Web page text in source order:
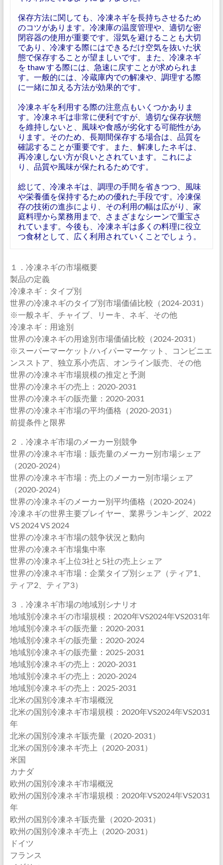
保存方法に関しても、冷凍ネギを長持ちさせるため
のコツがあります。冷凍庫の温度管理や、適切な密
閉容器の使用が重要です。湿気を避けることも大切
であり、冷凍する際にはできるだけ空気を抜いた状
態で保存することが望ましいです。また、冷凍ネギ
を thaw する際には、急速に戻すことが求められま
す。一般的には、冷蔵庫内での解凍や、調理する際
に一緒に加える方法が効果的です。
冷凍ネギを利用する際の注意点もいくつかありま
す。冷凍ネギは非常に便利ですが、適切な保存状態
を維持しないと、風味や食感が劣化する可能性があ
ります。そのため、長期間保存する場合は、品質を
確認することが重要です。また、解凍したネギは、
再冷凍しない方が良いとされています。これによ
り、品質や風味が保たれるためです。
総じて、冷凍ネギは、調理の手間を省きつつ、風味
や栄養価を保持するための優れた手段です。冷凍保
存の技術の進歩により、その利用の幅は広がり、家
庭料理から業務用まで、さまざまなシーンで重宝さ
れています。今後も、冷凍ネギは多くの料理に役立
つ食材として、広く利用されていくことでしょう。
１．冷凍ネギの市場概要
製品の定義
冷凍ネギ：タイプ別
世界の冷凍ネギのタイプ別市場価値比較（2024-2031）
※一般ネギ、チャイブ、リーキ、ネギ、その他
冷凍ネギ：用途別
世界の冷凍ネギの用途別市場価値比較（2024-2031）
※スーパーマーケット/ハイパーマーケット、コンビニエ
ンスストア、独立系小売店、オンライン販売、その他
世界の冷凍ネギ市場規模の推定と予測
世界の冷凍ネギの売上：2020-2031
世界の冷凍ネギの販売量：2020-2031
世界の冷凍ネギ市場の平均価格（2020-2031）
前提条件と限界
２．冷凍ネギ市場のメーカー別競争
世界の冷凍ネギ市場：販売量のメーカー別市場シェア
（2020-2024）
世界の冷凍ネギ市場：売上のメーカー別市場シェア
（2020-2024）
世界の冷凍ネギのメーカー別平均価格（2020-2024）
冷凍ネギの世界主要プレイヤー、業界ランキング、2022
VS 2024 VS 2024
世界の冷凍ネギ市場の競争状況と動向
世界の冷凍ネギ市場集中率
世界の冷凍ネギ上位3社と5社の売上シェア
世界の冷凍ネギ市場：企業タイプ別シェア（ティア1、
ティア2、ティア3）
３．冷凍ネギ市場の地域別シナリオ
地域別冷凍ネギの市場規模：2020年VS2024年VS2031年
地域別冷凍ネギの販売量：2020-2031
地域別冷凍ネギの販売量：2020-2024
地域別冷凍ネギの販売量：2025-2031
地域別冷凍ネギの売上：2020-2031
地域別冷凍ネギの売上：2020-2024
地域別冷凍ネギの売上：2025-2031
北米の国別冷凍ネギ市場概況
北米の国別冷凍ネギ市場規模：2020年VS2024年VS2031
年
北米の国別冷凍ネギ販売量（2020-2031）
北米の国別冷凍ネギ売上（2020-2031）
米国
カナダ
欧州の国別冷凍ネギ市場概況
欧州の国別冷凍ネギ市場規模：2020年VS2024年VS2031
年
欧州の国別冷凍ネギ販売量（2020-2031）
欧州の国別冷凍ネギ売上（2020-2031）
ドイツ
フランス